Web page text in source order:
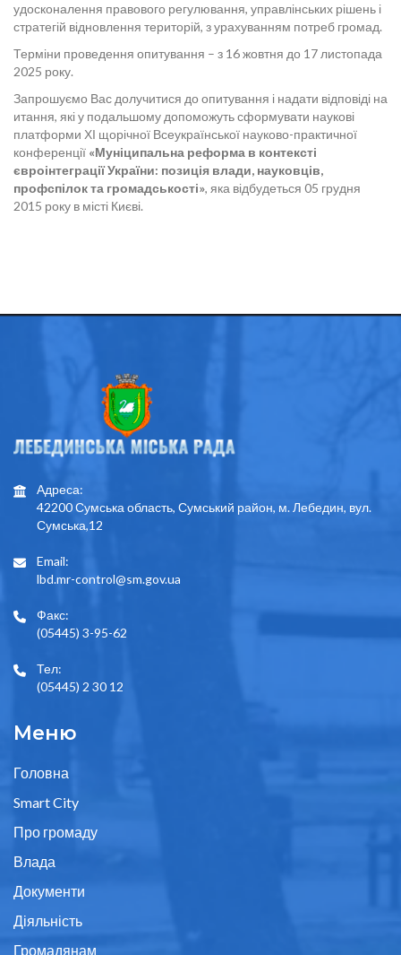
удосконалення правового регулювання, управлінських рішень і
стратегій відновлення територій, з урахуванням потреб громад.
Терміни проведення опитування – з 16 жовтня до 17 листопада
2025 року.
Запрошуємо Вас долучитися до опитування і надати відповіді на
итання, які у подальшому допоможуть сформувати наукові
платформи ХІ щорічної Всеукраїнської науково-практичної
конференції «Муніципальна реформа в контексті
євроінтеграції України: позиція влади, науковців,
профспілок та громадськості», яка відбудеться 05 грудня
2015 року в місті Києві.
Адреса:
42200 Сумська область, Сумський район, м. Лебедин, вул.
Сумська,12
Email:
lbd.mr-control@sm.gov.ua
Факс:
(05445) 3-95-62
Тел:
(05445) 2 30 12
Меню
Головна
Smart City
Про громаду
Влада
Документи
Діяльність
Громадянам